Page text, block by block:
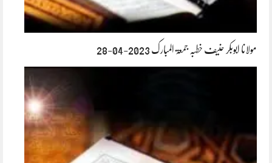
مولانا ابوبکر حنیف خطبہ جمعۃ المبارک 2023-04-28